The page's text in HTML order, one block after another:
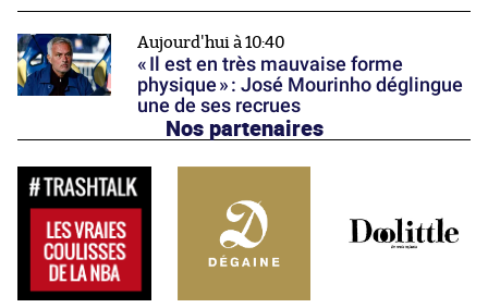
Aujourd'hui à 10:40
« Il est en très mauvaise forme
physique » : José Mourinho déglingue
une de ses recrues
Nos partenaires